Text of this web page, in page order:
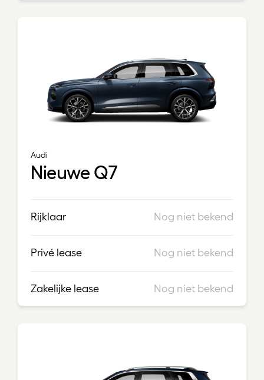
Audi
Nieuwe Q7
Rijklaar Nog niet bekend
Privé lease Nog niet bekend
Zakelijke lease Nog niet bekend